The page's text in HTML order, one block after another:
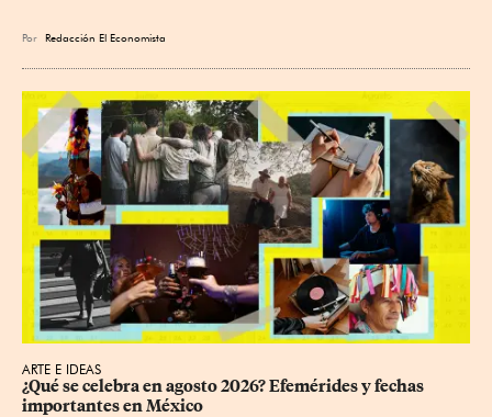
Por Redacción El Economista
ARTE E IDEAS
¿Qué se celebra en agosto 2026? Efemérides y fechas
importantes en México